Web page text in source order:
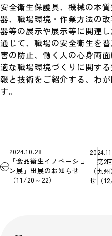
安全衛生保護具、機械の本
器、職場環境・作業方法の
器等の展示や展示等に関連
通じて、職場の安全衛生を
害の防止、働く人の心身両
適な職場環境づくりに関す
報と技術をご紹介する、わ
す。
2024.10.28
「食品衛生イノベーショ
ン展」出展のお知らせ
（11/20～22）
「第
（九
せ（